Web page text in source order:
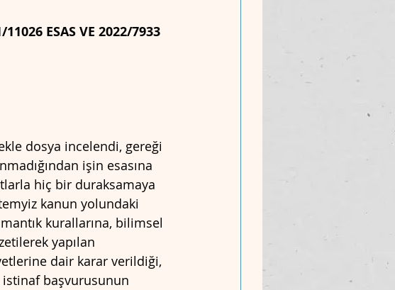
ESAS VE 2022/7933
dosya incelendi, gereği
işin esasına
hiç bir duraksamaya
kanun yolundaki
kurallarına, bilimsel
yapılan
dair karar verildiği,
başvurusunun